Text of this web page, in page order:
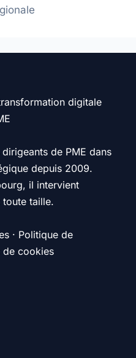
digitale
de PME dans
depuis 2009.
il intervient
toute taille.
· Politique de
de cookies